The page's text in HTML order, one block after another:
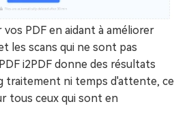
vos PDF en aidant à améliorer
les scans qui ne sont pas
i2PDF donne des résultats
traitement ni temps d'attente, ce
tous ceux qui sont en